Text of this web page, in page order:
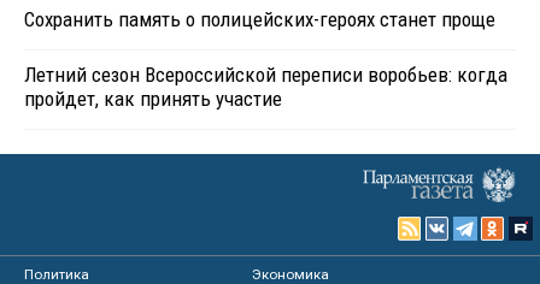
Сохранить память о полицейских-героях станет проще
Летний сезон Всероссийской переписи воробьев: когда
пройдет, как принять участие
Политика
Экономика